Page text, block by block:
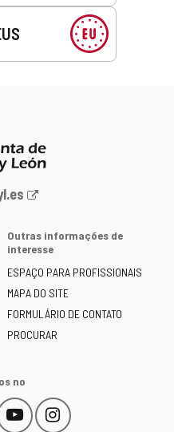
Outras informações de
interesse
ESPAÇO PARA PROFISSIONAIS
MAPA DO SITE
FORMULÁRIO DE CONTATO
PROCURAR
no
YouTube
Este
Instagram
Este